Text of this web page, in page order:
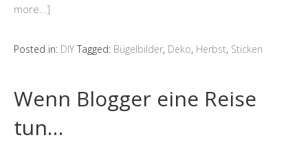
more…]
Posted in: DIY Tagged: Bügelbilder, Deko, Herbst, Sticken
Wenn Blogger eine Reise
tun…